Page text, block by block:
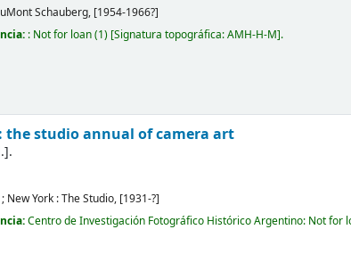
Schauberg, [1954-1966?]
: Not for loan(1) Signatura topográfica:AMH-H-M .
the studio annual of camera art
.
New York :The Studio, [1931-?]
Centro de Investigación Fotográfico Histórico Argentino: Not for